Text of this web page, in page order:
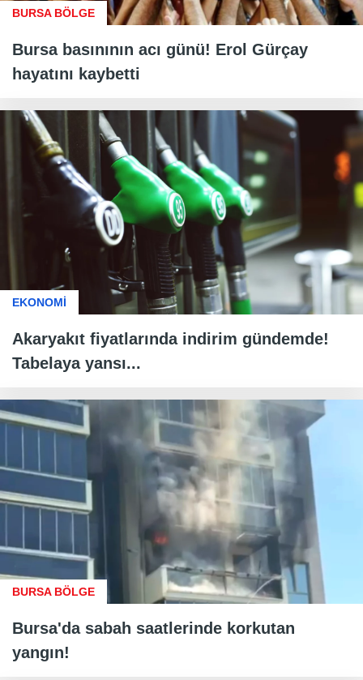
BURSA BÖLGE
Bursa basınının acı günü! Erol Gürçay
hayatını kaybetti
EKONOMİ
Akaryakıt fiyatlarında indirim gündemde!
Tabelaya yansı...
BURSA BÖLGE
Bursa'da sabah saatlerinde korkutan
yangın!